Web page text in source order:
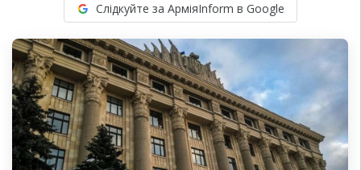
Слідкуйте за АрміяInform в Google